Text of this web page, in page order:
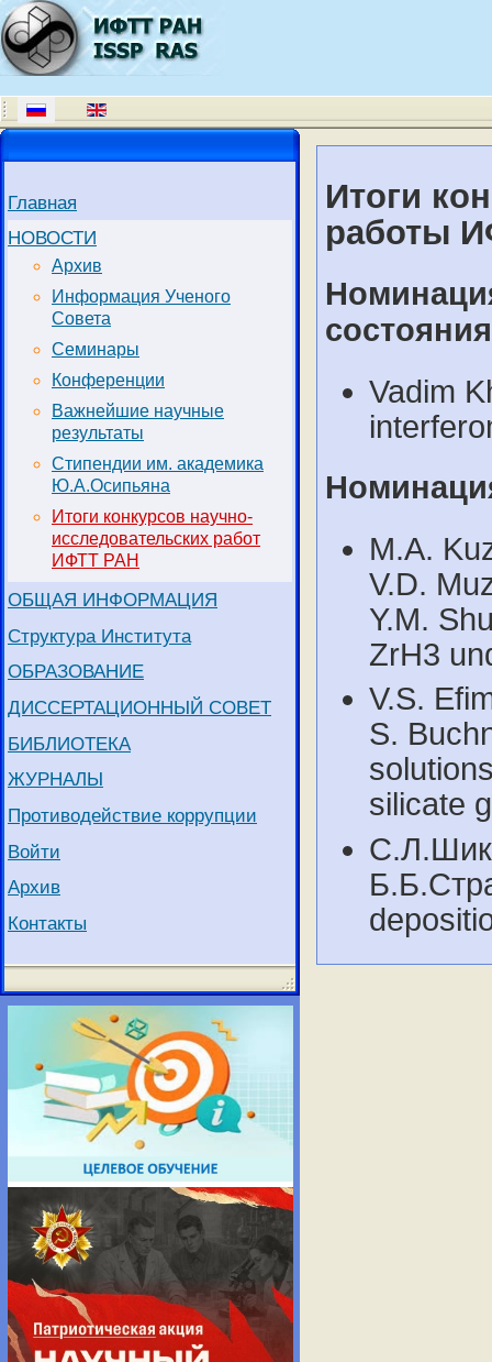
Главная
НОВОСТИ
Архив
Информация Ученого
Совета
Семинары
Конференции
Важнейшие научные
результаты
Стипендии им. академика
Ю.А.Осипьяна
Итоги конкурсов научно-
исследовательских работ
ИФТТ РАН
ОБЩАЯ ИНФОРМАЦИЯ
Структура Института
ОБРАЗОВАНИЕ
ДИССЕРТАЦИОННЫЙ СОВЕТ
БИБЛИОТЕКА
ЖУРНАЛЫ
Противодействие коррупции
Войти
Архив
Контакты
Итоги
работы
Vadim
M.A.
V.D.
Y.M.
ZrH3
V.S.
S.
silicate